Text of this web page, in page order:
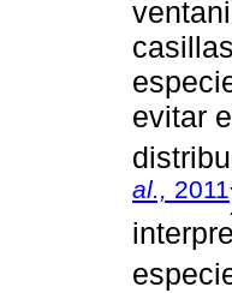
evitar
al., 2011